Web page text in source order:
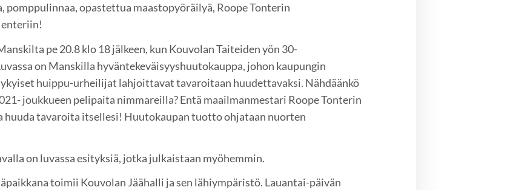
opastettua maastopyöräilyä, Roope Tonterin
pe 20.8 klo 18 jälkeen, kun Kouvolan Taiteiden yön 30-
on Manskilla hyväntekeväisyyshuutokauppa, johon kaupungin
huippu-urheilijat lahjoittavat tavaroitaan huudettavaksi. Nähdäänkö
joukkueen pelipaita nimmareilla? Entä maailmanmestari Roope Tonterin
huuda tavaroita itsellesi! Huutokaupan tuotto ohjataan nuorten
on luvassa esityksiä, jotka julkaistaan myöhemmin.
toimii Kouvolan Jäähalli ja sen lähiympäristö. Lauantai-päivän